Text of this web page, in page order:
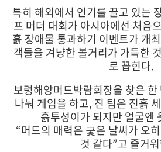
특히 해외에서 인기를 끌고 있는
프 머더 대회가 아시아에선 처음
흙 장애물 통과하기 이벤트가 개
객들을 겨냥한 볼거리가 가득한
로 꼽힌다.
보령해양머드박람회장을 찾은
나눠 게임을 하고, 진 팀은 진흙
흙투성이가 되지만 얼굴엔
“머드의 매력은 궃은 날씨가 오
것 같다”고 즐거